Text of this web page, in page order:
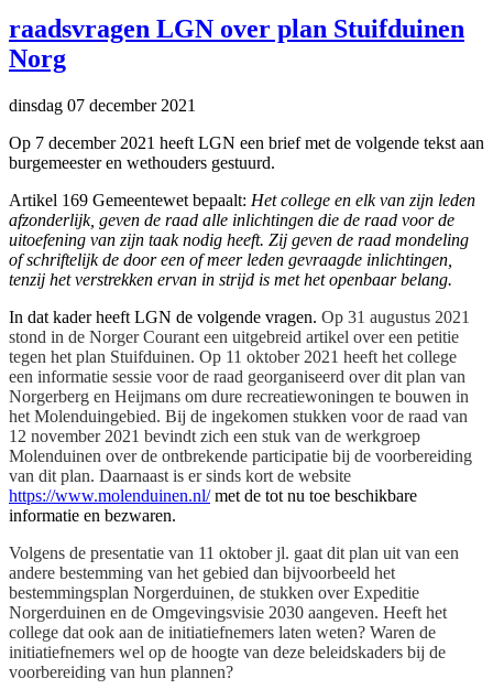
raadsvragen LGN over plan Stuifduinen
Norg
dinsdag 07 december 2021
Op 7 december 2021 heeft LGN een brief met de volgende tekst aan
burgemeester en wethouders gestuurd.
Artikel 169 Gemeentewet bepaalt: Het college en elk van zijn leden
afzonderlijk, geven de raad alle inlichtingen die de raad voor de
uitoefening van zijn taak nodig heeft. Zij geven de raad mondeling
of schriftelijk de door een of meer leden gevraagde inlichtingen,
tenzij het verstrekken ervan in strijd is met het openbaar belang.
In dat kader heeft LGN de volgende vragen. Op 31 augustus 2021
stond in de Norger Courant een uitgebreid artikel over een petitie
tegen het plan Stuifduinen. Op 11 oktober 2021 heeft het college
een informatie sessie voor de raad georganiseerd over dit plan van
Norgerberg en Heijmans om dure recreatiewoningen te bouwen in
het Molenduingebied. Bij de ingekomen stukken voor de raad van
12 november 2021 bevindt zich een stuk van de werkgroep
Molenduinen over de ontbrekende participatie bij de voorbereiding
van dit plan. Daarnaast is er sinds kort de website
https://www.molenduinen.nl/met de tot nu toe beschikbare
informatie en bezwaren.
Volgens de presentatie van 11 oktober jl. gaat dit plan uit van een
andere bestemming van het gebied dan bijvoorbeeld het
bestemmingsplan Norgerduinen, de stukken over Expeditie
Norgerduinen en de Omgevingsvisie 2030 aangeven. Heeft het
college dat ook aan de initiatiefnemers laten weten? Waren de
initiatiefnemers wel op de hoogte van deze beleidskaders bij de
voorbereiding van hun plannen?